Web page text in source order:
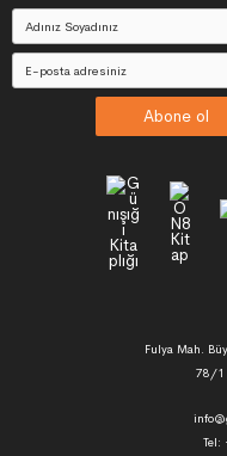
Abone ol
Fulya Mah.
78/1
Tel: